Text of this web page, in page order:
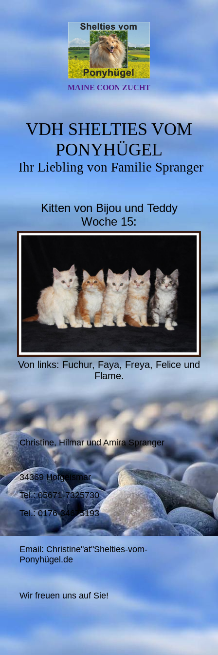
MAINE COON ZUCHT
VDH SHELTIES VOM
PONYHÜGEL
Ihr Liebling von Familie Spranger
Kitten von Bijou und Teddy
Woche 15:
Von links: Fuchur, Faya, Freya, Felice und
Flame.
Christine, Hilmar und Amira Spranger
34369 Hofgeismar
Tel.: 05671-7325730
Tel.: 0176-34675193
Email: Christine"at"Shelties-vom-
Ponyhügel.de
Wir freuen uns auf Sie!